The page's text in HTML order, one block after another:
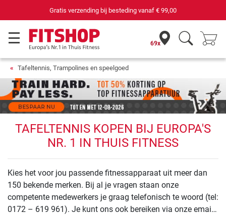
Gratis verzending bij besteding vanaf € 99,00
69x
Tafeltennis, Trampolines en speelgoed
TAFELTENNIS KOPEN BIJ EUROPA'S
NR. 1 IN THUIS FITNESS
Kies het voor jou passende fitnessapparaat uit meer dan
150 bekende merken. Bij al je vragen staan onze
competente medewerkers je graag telefonisch te woord (tel:
0172 – 619 961). Je kunt ons ook bereiken via onze email: